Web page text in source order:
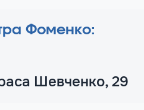
Фоменко:
Шевченко, 29